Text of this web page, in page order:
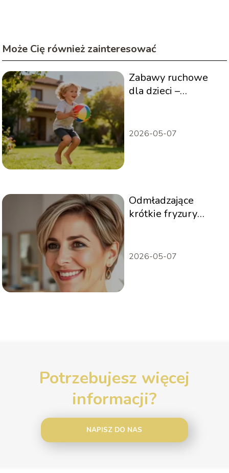
Może Cię również zainteresować
Zabawy ruchowe
dla dzieci –
i ogrodu
2026-05-07
Odmładzające
krótkie fryzury
2026-05-07
Potrzebujesz więcej
informacji?
NAPISZ DO NAS